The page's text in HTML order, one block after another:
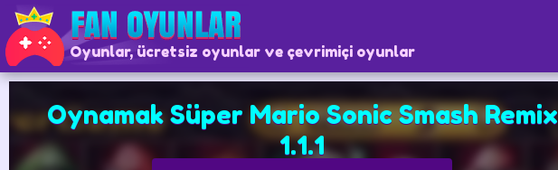
Oyunlar, ücretsiz oyunlar ve çevrimiçi oyunlar
Oynamak Süper Mario Sonic Smash Remix
1.1.1